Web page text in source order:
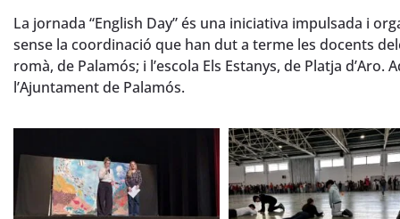
La jornada “English Day” és una iniciativa impulsada i
sense la coordinació que han dut a terme les docents
romà, de Palamós; i l’escola Els Estanys, de Platja
l’Ajuntament de Palamós.